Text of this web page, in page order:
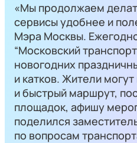
«Мы продолжаем
сервисы удобнее и
Мэра Москвы.
“Московский
новогодних
и катков. Жители
и быстрый маршрут,
площадок, афишу
поделился
по вопросам